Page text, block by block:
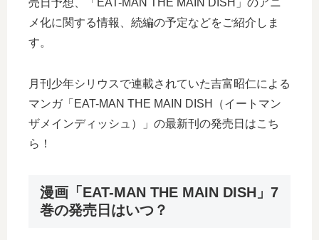
売日予想、「EAT-MAN THE MAIN DISH」のアニ
メ化に関する情報、続編の予定などをご紹介しま
す。
月刊少年シリウスで連載されていた吉富昭仁による
マンガ「EAT-MAN THE MAIN DISH（イートマン
ザメインディッシュ）」の最新刊の発売日はこち
ら！
漫画「EAT-MAN THE MAIN DISH」7
巻の発売日はいつ？